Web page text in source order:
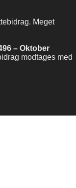
Meget
– Oktober
modtages med